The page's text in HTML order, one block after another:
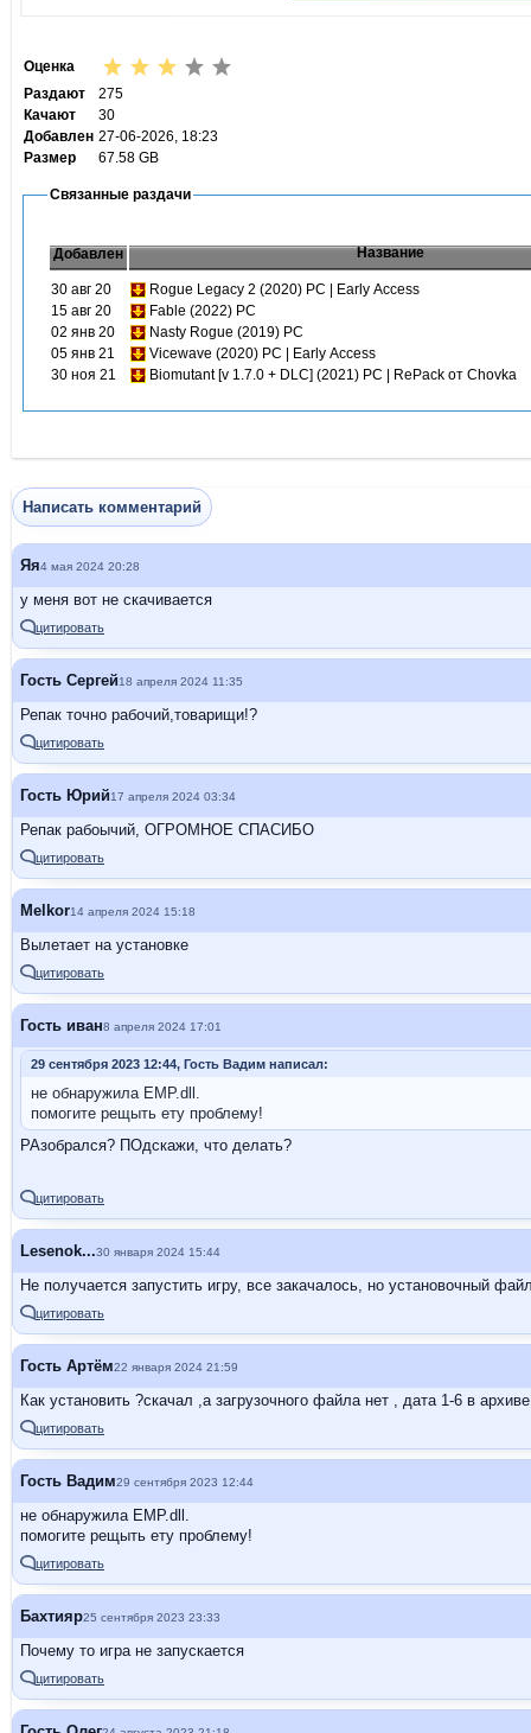
Оценка
Раздают
275
Качают
30
Добавлен 27-06-2026, 18:23
Размер
67.58 GB
Связанные раздачи
Добавлен Название
30 авг 20
Rogue Legacy 2 (2020) PC | Early Access
15 авг 20
Fable (2022) PC
02 янв 20
Nasty Rogue (2019) PC
05 янв 21
Vicewave (2020) PC | Early Access
30 ноя 21
Biomutant [v 1.7.0 + DLC] (2021) PC | RePack от Chovka
Написать комментарий
цитировать
Яя4 мая 2024 20:28
у меня вот не скачивается
цитировать
Гость Сергей18 апреля 2024 11:35
Репак точно рабочий,товарищи!?
цитировать
Гость Юрий17 апреля 2024 03:34
Репак рабоычий, ОГРОМНОЕ СПАСИБО
цитировать
Melkor14 апреля 2024 15:18
Вылетает на установке
цитировать
Гость иван8 апреля 2024 17:01
29 сентября 2023 12:44, Гость Вадим написал:
не обнаружила EMP.dll.
помогите рещыть ету проблему!
РАзобрался? ПОдскажи, что делать?
цитировать
Lesenok...30 января 2024 15:44
Не получается запустить игру, все закачалось, но установочный
цитировать
Гость Артём22 января 2024 21:59
Как установить ?скачал ,а загрузочного файла нет , дата 1-6 в
цитировать
Гость Вадим29 сентября 2023 12:44
не обнаружила EMP.dll.
помогите рещыть ету проблему!
цитировать
Бахтияр25 сентября 2023 23:33
​​​​Почему то игра не запускается